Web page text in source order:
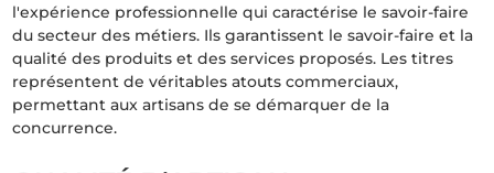
l'expérience professionnelle qui caractérise le savoir-faire
du secteur des métiers. Ils garantissent le savoir-faire et la
qualité des produits et des services proposés. Les titres
représentent de véritables atouts commerciaux,
permettant aux artisans de se démarquer de la
concurrence.